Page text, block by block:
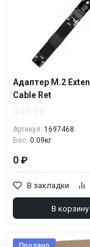
Адаптер M.2
Cable Ret
Артикул: 1697468
Вес: 0.09кг
0 ₽
В закладки
В корзину